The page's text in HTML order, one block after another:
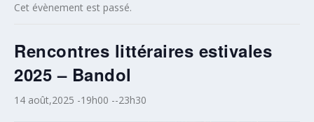
Cet évènement est passé.
Rencontres littéraires estivales
2025 – Bandol
14 août,2025 -19h00 --23h30